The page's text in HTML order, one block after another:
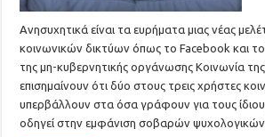
Ανησυχητικά είναι τα ευρήματα μιας νέας
κοινωνικών δικτύων όπως το Facebook και το
της μη-κυβερνητικής οργάνωσης Κοινωνία
επισημαίνουν ότι δύο στους τρεις χρήστες
υπερβάλλουν στα όσα γράφουν για τους
οδηγεί στην εμφάνιση σοβαρών